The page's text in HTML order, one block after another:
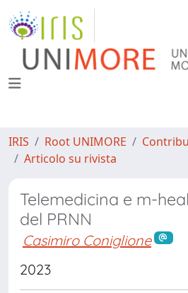
IRIS Root UNIMORE
Articolo su rivista
Telemedicina e m-
del PRNN
Casimiro Coniglione
2023